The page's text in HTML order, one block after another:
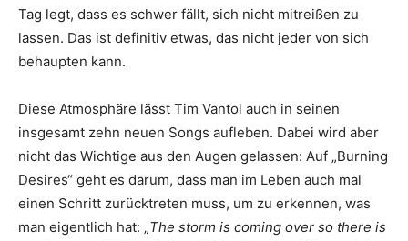
Tag legt, dass es schwer fällt, sich nicht mitreißen zu
lassen. Das ist definitiv etwas, das nicht jeder von sich
behaupten kann.
Diese Atmosphäre lässt Tim Vantol auch in seinen
insgesamt zehn neuen Songs aufleben. Dabei wird aber
nicht das Wichtige aus den Augen gelassen: Auf „Burning
Desires“ geht es darum, dass man im Leben auch mal
einen Schritt zurücktreten muss, um zu erkennen, was
man eigentlich hat: „The storm is coming over so there is